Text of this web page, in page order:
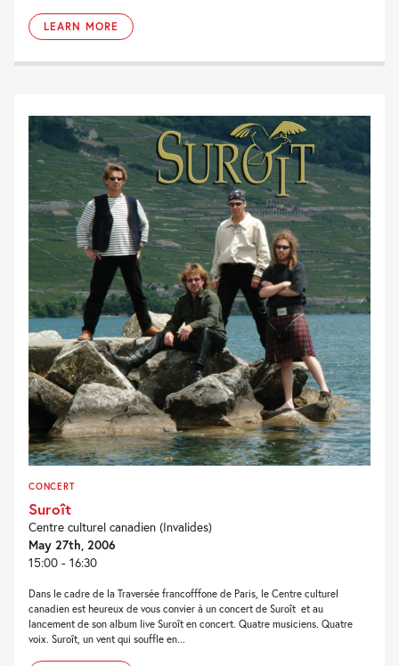
LEARN MORE
CONCERT
Suroît
Centre culturel canadien (Invalides)
May 27th, 2006
15:00 - 16:30
Dans le cadre de la Traversée francofffone de Paris, le Centre culturel
canadien est heureux de vous convier à un concert de Suroît et au
lancement de son album live Suroît en concert. Quatre musiciens. Quatre
voix. Suroît, un vent qui souffle en...